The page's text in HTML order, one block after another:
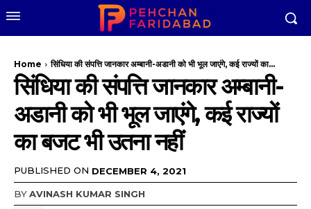
Home सिंधिया की संपत्ति जानकार अम्बानी-अडानी को भी भूल जाएंगे, कई राज्यों का...
सिंधिया की संपत्ति जानकार अम्बानी-
अडानी को भी भूल जाएंगे, कई राज्यों
का बजट भी उतना नहीं
PUBLISHED ON DECEMBER 4, 2021
BYAVINASH KUMAR SINGH